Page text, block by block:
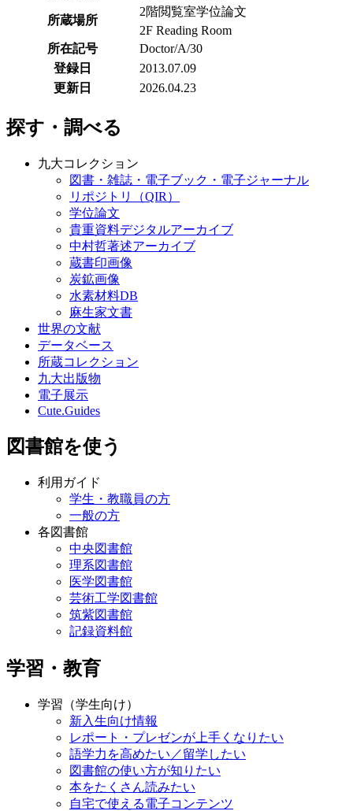
所蔵場所
2階閲覧室学位論文
2F Reading Room
所在記号
Doctor/A/30
登録日
2013.07.09
更新日
2026.04.23
探す・調べる
九大コレクション
図書・雑誌・電子ブック・電子ジャーナル
リポジトリ（QIR）
学位論文
貴重資料デジタルアーカイブ
中村哲著述アーカイブ
蔵書印画像
炭鉱画像
水素材料DB
麻生家文書
世界の文献
データベース
所蔵コレクション
九大出版物
電子展示
Cute.Guides
図書館を使う
利用ガイド
学生・教職員の方
一般の方
各図書館
中央図書館
理系図書館
医学図書館
芸術工学図書館
筑紫図書館
記録資料館
学習・教育
学習（学生向け）
新入生向け情報
レポート・プレゼンが上手くなりたい
語学力を高めたい／留学したい
図書館の使い方が知りたい
本をたくさん読みたい
自宅で使える電子コンテンツ